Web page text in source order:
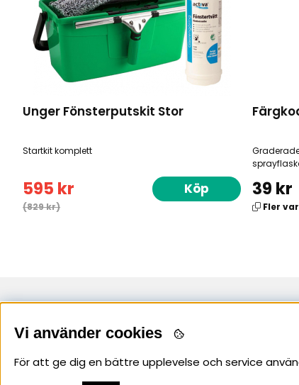
Unger Fönsterputskit Stor
Startkit komplett
595 kr
(829 kr)
Köp 39 kr
Fler
Arkgatan 4
Telefontid: Vardagar kl 07-16
Telefontid:
Vi använder cookies
För att ge dig en bättre upplevelse och service